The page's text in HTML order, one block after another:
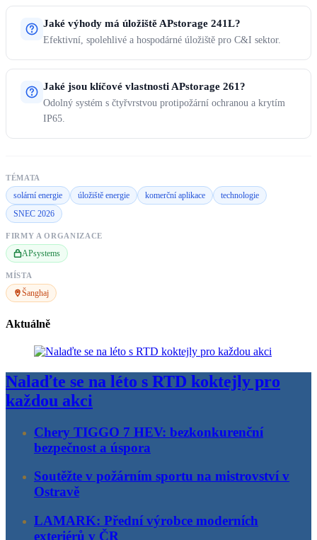
Jaké výhody má úložiště APstorage 241L?
Efektivní, spolehlivé a hospodárné úložiště pro C&I sektor.
Jaké jsou klíčové vlastnosti APstorage 261?
Odolný systém s čtyřvrstvou protipožární ochranou a krytím
IP65.
TÉMATA
solární energie úložiště energie komerční aplikace
technologie
SNEC 2026
FIRMY A ORGANIZACE
APsystems
MÍSTA
Šanghaj
Aktuálně
Nalaďte se na léto s RTD koktejly pro
každou akci
Chery TIGGO 7 HEV: bezkonkurenční
bezpečnost a úspora
Soutěžte v požárním sportu na mistrovství v
Ostravě
LAMARK: Přední výrobce moderních
exteriérů v ČR